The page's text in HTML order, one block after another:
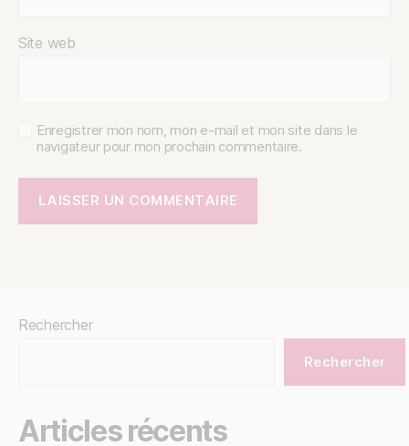
Site web
Enregistrer mon nom, mon e-mail et mon site dans le
navigateur pour mon prochain commentaire.
Rechercher
Rechercher
Articles récents